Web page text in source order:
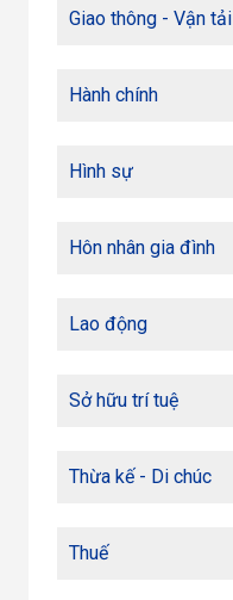
Giao thông - Vận tải
Hành chính
Hình sự
Hôn nhân gia đình
Lao động
Sở hữu trí tuệ
Thừa kế - Di chúc
Thuế